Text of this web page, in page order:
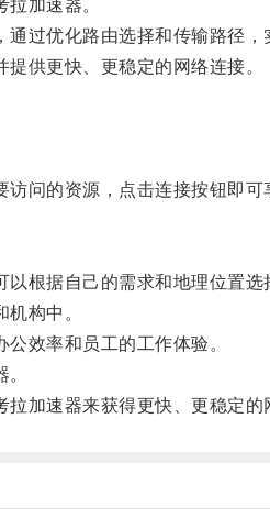
加速器。
优化路由选择和传输路径，
供更快、更稳定的网络连接。
的资源，点击连接按钮即可
据自己的需求和地理位置选
构中。
效率和员工的工作体验。
速器来获得更快、更稳定的